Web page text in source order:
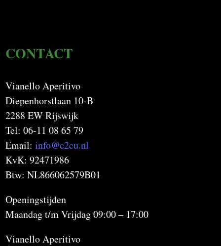
CONTACT
Vianello Aperitivo
Diepenhorstlaan 10-B
2288 EW Rijswijk
Tel: 06-11 08 65 79
Email:info@c2cu.nl
KvK: 92471986
Btw: NL866062579B01
Openingstijden
Maandag t/m Vrijdag 09:00 – 17:00
Vianello Aperitivo